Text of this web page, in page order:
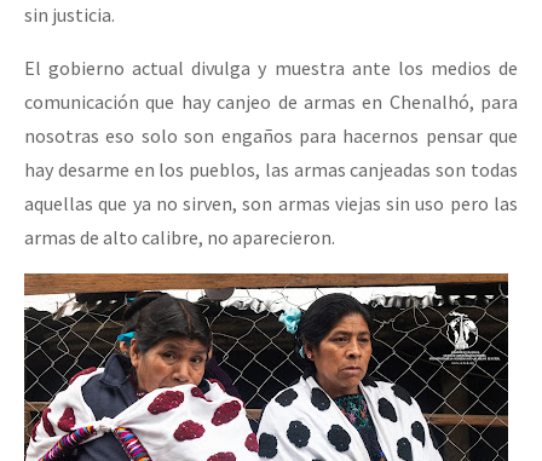
sin justicia.
El gobierno actual divulga y muestra ante los medios de
comunicación que hay canjeo de armas en Chenalhó, para
nosotras eso solo son engaños para hacernos pensar que
hay desarme en los pueblos, las armas canjeadas son todas
aquellas que ya no sirven, son armas viejas sin uso pero las
armas de alto calibre, no aparecieron.